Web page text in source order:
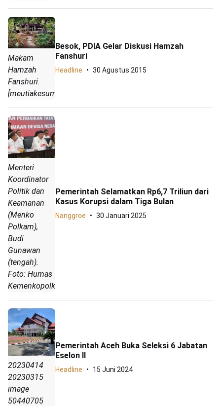
Makam
Hamzah
Fanshuri.
[meutiakesuma.wordpress.com
Besok, PDIA Gelar Diskusi Hamzah
Fanshuri
Headline 30 Agustus 2015
Menteri
Koordinator
Politik dan
Keamanan
(Menko
Polkam),
Budi
Gunawan
(tengah).
Foto: Humas
Kemenkopolkam
Pemerintah Selamatkan Rp6,7 Triliun dari
Kasus Korupsi dalam Tiga Bulan
Nanggroe 30 Januari 2025
20230414
20230315
image
50440705
Pemerintah Aceh Buka Seleksi 6 Jabatan
Eselon II
Headline 15 Juni 2024